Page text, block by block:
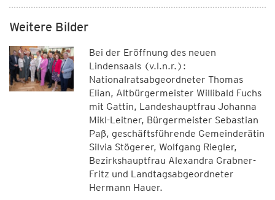
Weitere Bilder
Bei der Eröffnung des neuen
Lindensaals (v.l.n.r.):
Nationalratsabgeordneter Thomas
Elian, Altbürgermeister Willibald Fuchs
mit Gattin, Landeshauptfrau Johanna
Mikl-Leitner, Bürgermeister Sebastian
Paß, geschäftsführende Gemeinderätin
Silvia Stögerer, Wolfgang Riegler,
Bezirkshauptfrau Alexandra Grabner-
Fritz und Landtagsabgeordneter
Hermann Hauer.